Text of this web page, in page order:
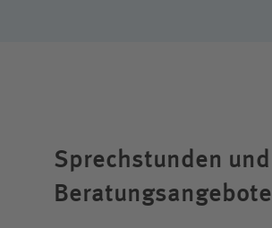
Sprechstunden und
Beratungsangebote